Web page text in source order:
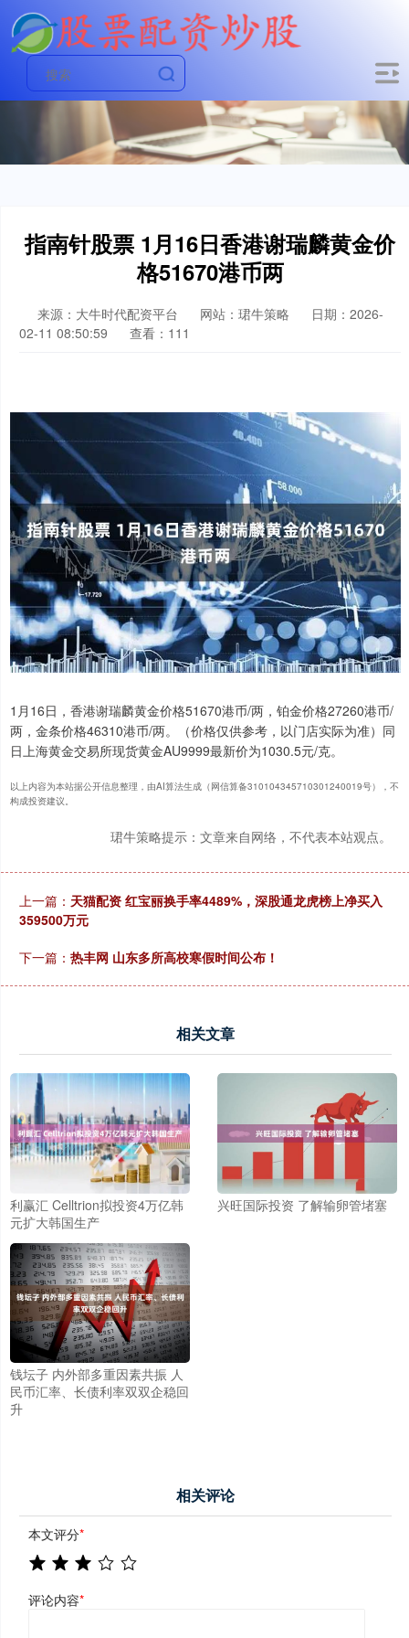
指南针股票 1月16日香港谢瑞麟黄金价
格51670港币两
来源：大牛时代配资平台 网站：珺牛策略
日期：2026-
02-11 08:50:59
查看：111
1月16日，香港谢瑞麟黄金价格51670港币/两，铂金价格27260港币/
两，金条价格46310港币/两。（价格仅供参考，以门店实际为准）同
日上海黄金交易所现货黄金AU9999最新价为1030.5元/克。
以上内容为本站据公开信息整理，由AI算法生成（网信算备310104345710301240019号），不
构成投资建议。
珺牛策略提示：文章来自网络，不代表本站观点。
上一篇： 天猫配资 红宝丽换手率4489%，深股通龙虎榜上净买入
359500万元
下一篇： 热丰网 山东多所高校寒假时间公布！
相关文章
利赢汇 Celltrion拟投资4万亿韩
元扩大韩国生产
兴旺国际投资 了解输卵管堵塞
钱坛子 内外部多重因素共振 人
民币汇率、长债利率双双企稳回
升
相关评论
本文评分*
评论内容*